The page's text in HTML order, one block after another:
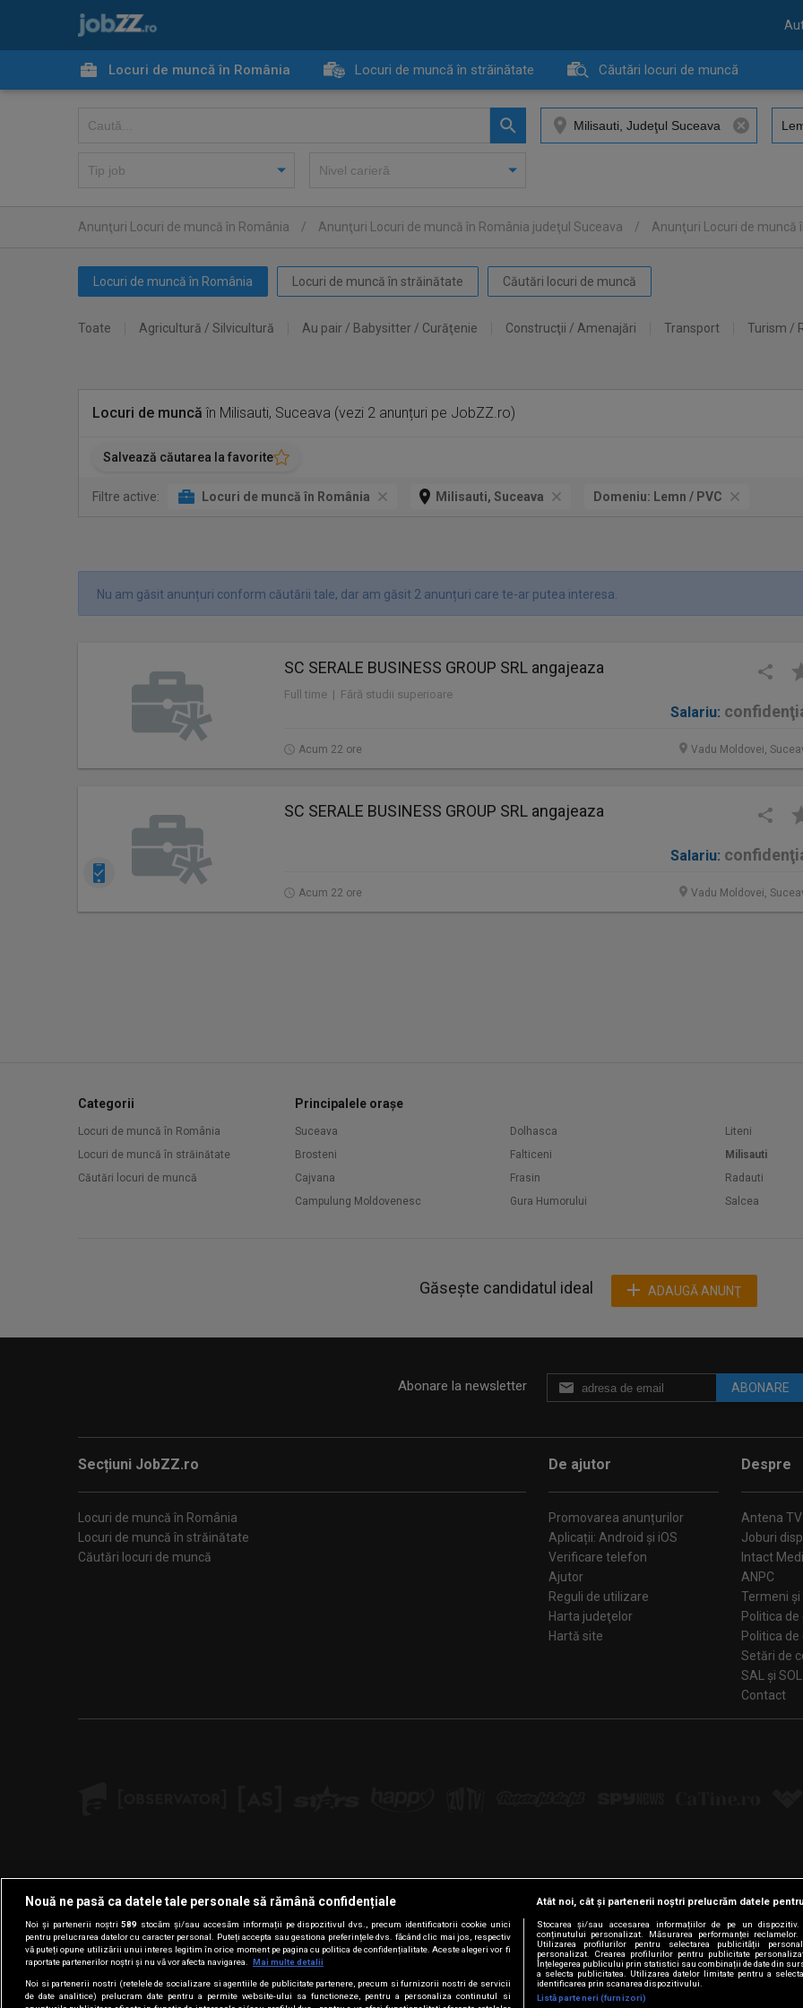
Locuri de muncă în România Locuri de muncă în străinătate Căutări locuri de muncă
Anunţuri Locuri de muncă în România / Anunţuri Locuri de muncă în România judeţul Suceava / Anunţuri Locuri de muncă
Locuri de muncă în România Locuri de muncă în străinătate Căutări locuri de muncă
Toate Agricultură / Silvicultură Au pair / Babysitter / Curăţenie Construcţii / Amenajări Transport Turism /
Locuri de muncă în Milisauti, Suceava (vezi 2 anunțuri pe JobZZ.ro)
Salvează căutarea la favorite
Filtre active: Locuri de muncă în România Milisauti, Suceava Domeniu: Lemn / PVC
Nu am găsit anunțuri conform căutării tale, dar am găsit 2 anunțuri care te-ar putea interesa.
SC SERALE BUSINESS GROUP SRL angajeaza
Full time | Fără studii superioare
Salariu:
Acum 22 ore Vadu Moldovei,
SC SERALE BUSINESS GROUP SRL angajeaza
Salariu:
Acum 22 ore Vadu Moldovei,
Categorii
Locuri de muncă în România
Locuri de muncă în străinătate
Căutări locuri de muncă
Principalele orașe
Suceava
Brosteni
Cajvana
Campulung Moldovenesc
Dolhasca
Falticeni
Frasin
Gura Humorului
Liteni
Milisauti
Radauti
Salcea
Găsește candidatul ideal ADAUGĂ ANUNŢ
Abonare la newsletter ABONARE
Secțiuni JobZZ.ro
Locuri de muncă în România
Locuri de muncă în străinătate
Căutări locuri de muncă
De ajutor
Promovarea anunțurilor
Aplicații: Android și iOS
Verificare telefon
Ajutor
Reguli de utilizare
Harta judeţelor
Hartă site
Despre
Antena TV
Joburi
Intact
ANPC
Termeni și
Politica de
Politica
SAL și SOL
Contact
Urmărește-ne pe:
FacebookLinkedInYouTubeInstagramPinterestTiktok
© Intact Media Group
Nouă ne pasă ca datele tale personale să rămână confidențiale
Noi și partenerii noștri589 stocăm și/sau accesăm informații pe dispozitivul dvs., precum identificatorii cookie unici
pentru prelucrarea datelor cu caracter personal. Puteți accepta sau gestiona preferințele dvs. făcând clic mai jos, respectiv
vă puteți opune utilizării unui interes legitim în orice moment pe pagina cu politica de confidențialitate. Aceste alegeri vor fi
raportate partenerilor noștri și nu vă vor afecta navigarea.
Mai multe detalii
Noi si partenerii nostri (retelele de socializare si agentiile de publicitate partenere, precum si furnizorii nostri de servicii
de date analitice) prelucram date pentru a permite website-ului sa functioneze, pentru a personaliza continutul si
Atât noi, cât și partenerii noștri prelucrăm datele
Stocarea și/sau accesarea informațiilor de pe un
conținutului personalizat. Măsurarea performanței
Utilizarea profilurilor pentru selectarea publicității
personalizat. Crearea profilurilor pentru publicitate
Înțelegerea publicului prin statistici sau combinații de date din
a selecta publicitatea. Utilizarea datelor limitate pentru a
identificarea prin scanarea dispozitivului.
Listă parteneri (furnizori)